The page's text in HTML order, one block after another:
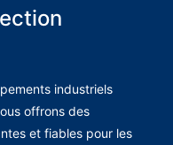
industriels
offrons des
et fiables pour les